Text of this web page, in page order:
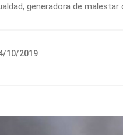
generadora de malestar
10/2019